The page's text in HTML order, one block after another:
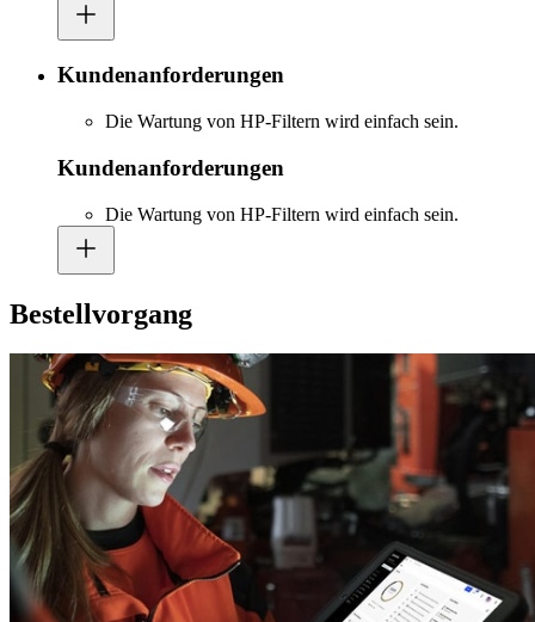
Kundenanforderungen
Die Wartung von HP-Filtern wird einfach sein.
Kundenanforderungen
Die Wartung von HP-Filtern wird einfach sein.
Bestellvorgang